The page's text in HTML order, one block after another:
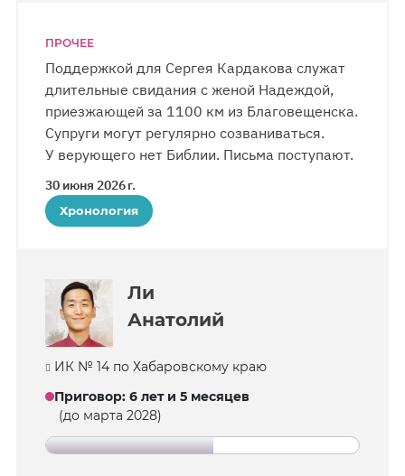
ПРОЧЕЕ
Поддержкой для Сергея Кардакова служат
длительные свидания с женой Надеждой,
приезжающей за 1100 км из Благовещенска.
Супруги могут регулярно созваниваться.
У верующего нет Библии. Письма поступают.
30 июня 2026 г.
Хронология
Ли
Анатолий
ИК № 14 по Хабаровскому краю
Приговор: 6 лет и 5 месяцев
(до марта 2028)